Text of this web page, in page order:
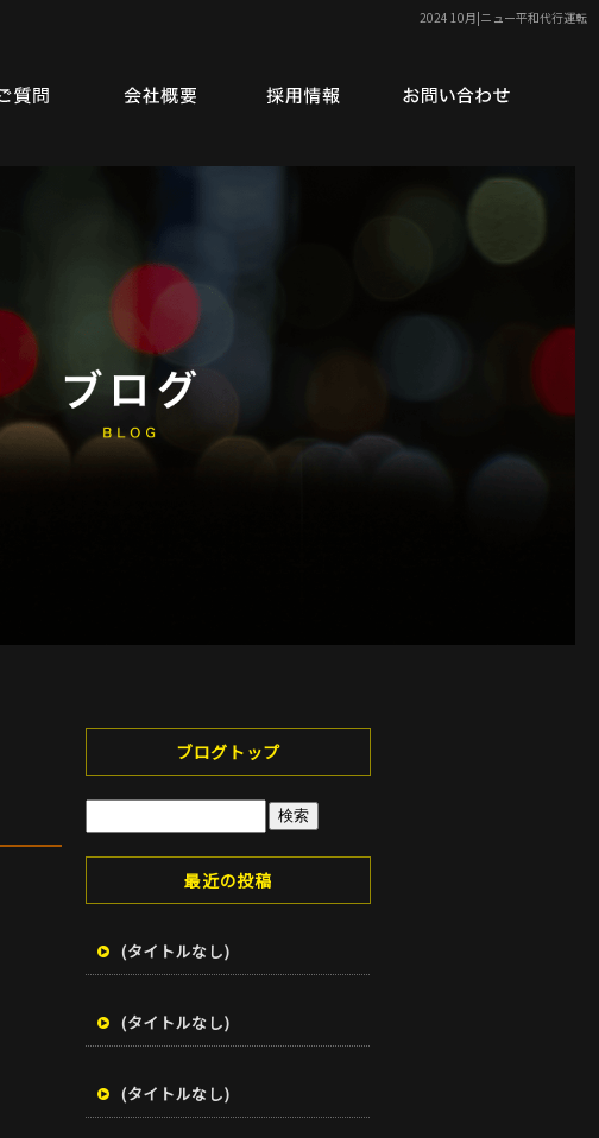
2024 10月|ニュー平和代行運転
ブログトップ
最近の投稿
(タイトルなし)
(タイトルなし)
(タイトルなし)